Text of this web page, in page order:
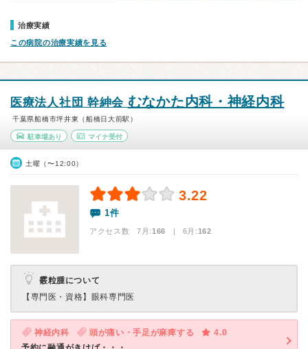
治療実績
この病院の治療実績を見る
医療法人社団 幹紳会 むなかた内科・神経内科
千葉県船橋市坪井東（船橋日大前駅）
駐車場あり マイナ受付
土曜（〜12:00）
3.22
1件
アクセス数 7月:166 | 6月:162
霰粒腫について
【専門医・資格】 眼科専門医
神経内科 頭が痛い・手足が麻痺する
4.0